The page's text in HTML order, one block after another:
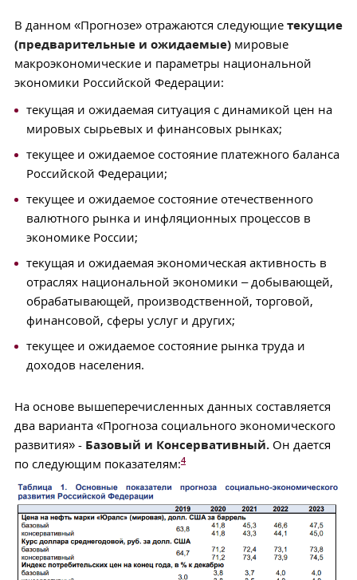
В данном «Прогнозе» отражаются следующие текущие
(предварительные и ожидаемые) мировые
макроэкономические и параметры национальной
экономики Российской Федерации:
текущая и ожидаемая ситуация с динамикой цен на
мировых сырьевых и финансовых рынках;
текущее и ожидаемое состояние платежного баланса
Российской Федерации;
текущее и ожидаемое состояние отечественного
валютного рынка и инфляционных процессов в
экономике России;
текущая и ожидаемая экономическая активность в
отраслях национальной экономики – добывающей,
обрабатывающей, производственной, торговой,
финансовой, сферы услуг и других;
текущее и ожидаемое состояние рынка труда и
доходов населения.
На основе вышеперечисленных данных составляется
два варианта «Прогноза социального экономического
развития» - Базовый и Консервативный. Он дается
по следующим показателям:4